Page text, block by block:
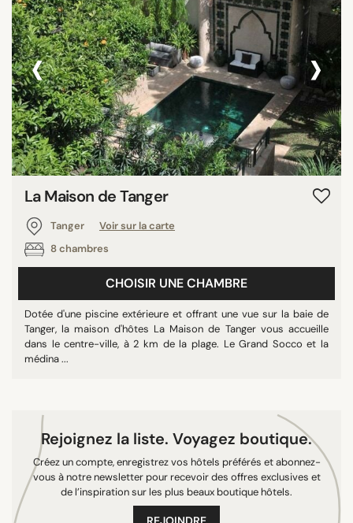
‹ ›
La Maison de Tanger
Tanger
Voir sur la carte
8 chambres
CHOISIR UNE CHAMBRE
Dotée d'une piscine extérieure et offrant une vue sur la baie de
Tanger, la maison d'hôtes La Maison de Tanger vous accueille
dans le centre-ville, à 2 km de la plage. Le Grand Socco et la
médina ...
Rejoignez la liste. Voyagez boutique.
Créez un compte, enregistrez vos hôtels préférés et abonnez-
vous à notre newsletter pour recevoir des offres exclusives et
de l’inspiration sur les plus beaux boutique hôtels.